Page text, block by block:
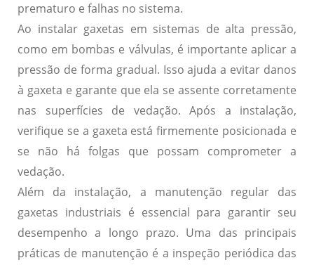
prematuro e falhas no sistema.
Ao instalar gaxetas em sistemas de alta pressão,
como em bombas e válvulas, é importante aplicar a
pressão de forma gradual. Isso ajuda a evitar danos
à gaxeta e garante que ela se assente corretamente
nas superfícies de vedação. Após a instalação,
verifique se a gaxeta está firmemente posicionada e
se não há folgas que possam comprometer a
vedação.
Além da instalação, a manutenção regular das
gaxetas industriais é essencial para garantir seu
desempenho a longo prazo. Uma das principais
práticas de manutenção é a inspeção periódica das